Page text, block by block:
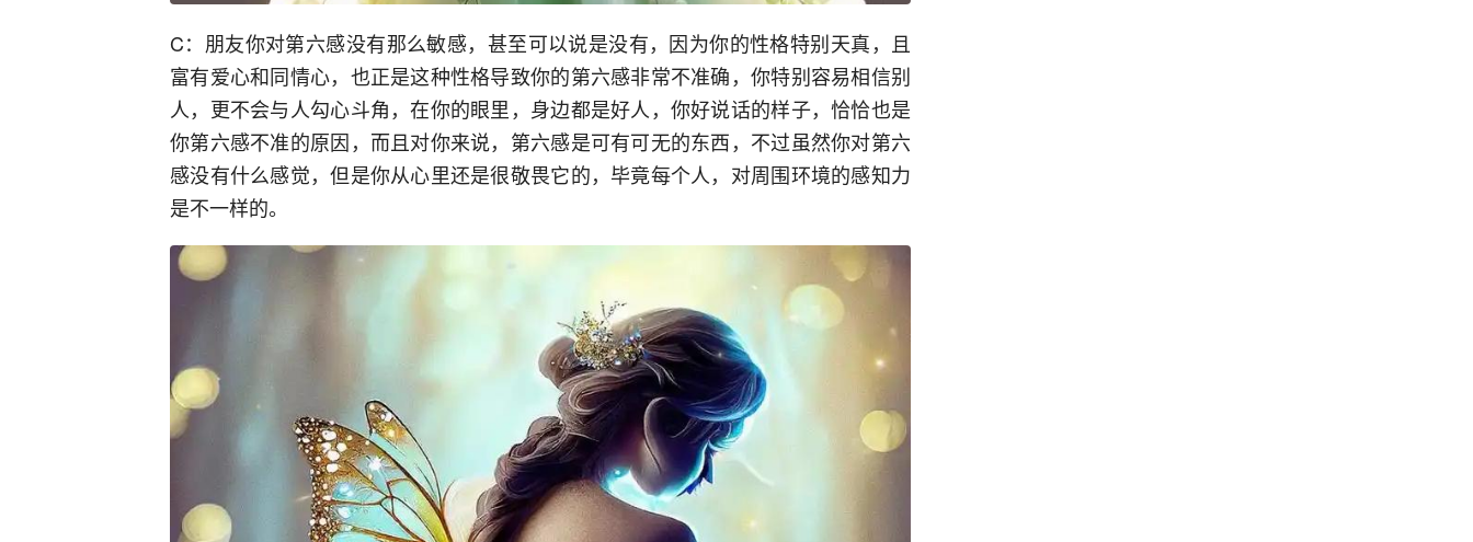
C：朋友你对第六感没有那么敏感，甚至可以说是没有，因为你的性格特别天真，且
富有爱心和同情心，也正是这种性格导致你的第六感非常不准确，你特别容易相信别
人，更不会与人勾心斗角，在你的眼里，身边都是好人，你好说话的样子，恰恰也是
你第六感不准的原因，而且对你来说，第六感是可有可无的东西，不过虽然你对第六
感没有什么感觉，但是你从心里还是很敬畏它的，毕竟每个人，对周围环境的感知力
是不一样的。